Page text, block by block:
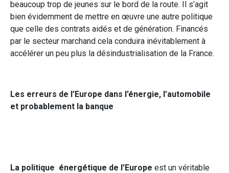
beaucoup trop de jeunes sur le bord de la route. Il s’agit
bien évidemment de mettre en œuvre une autre politique
que celle des contrats aidés et de génération. Financés
par le secteur marchand cela conduira inévitablement à
accélérer un peu plus la désindustrialisation de la France.
Les erreurs de l’Europe dans l’énergie, l’automobile
et probablement la banque
La politique énergétique de l’Europe est un véritable